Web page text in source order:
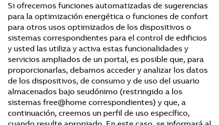
Si ofrecemos funciones automatizadas de sugerencias
para la optimización energética o funciones de confort
para otros usos optimizados de los dispositivos o
sistemas correspondientes para el control de edificios
y usted las utiliza y activa estas funcionalidades y
servicios ampliados de un portal, es posible que, para
proporcionarlas, debamos acceder y analizar los datos
de los dispositivos, de consumo y de uso del usuario
almacenados bajo seudónimo (restringido a los
sistemas free@home correspondientes) y que, a
continuación, creemos un perfil de uso específico,